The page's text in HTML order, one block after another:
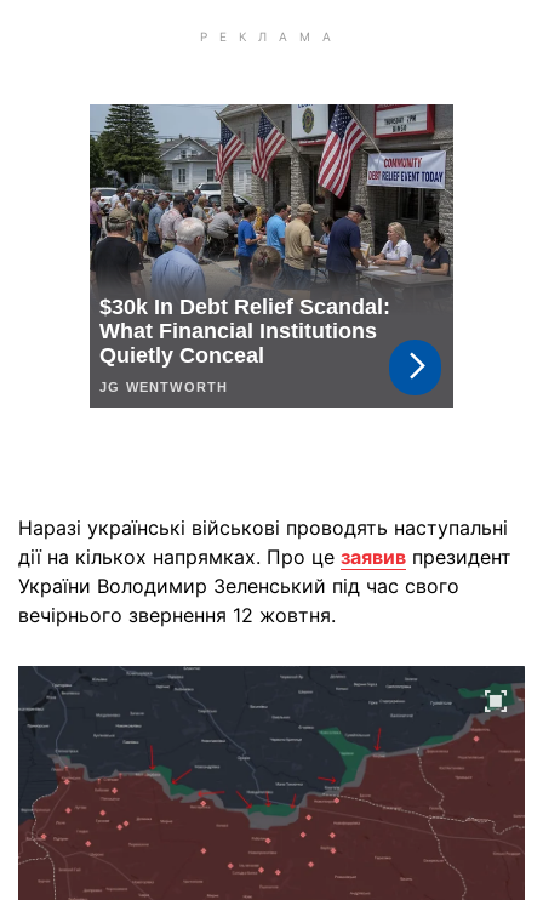
Наразі українські військові проводять наступальні
дії на кількох напрямках. Про це заявив президент
України Володимир Зеленський під час свого
вечірнього звернення 12 жовтня.